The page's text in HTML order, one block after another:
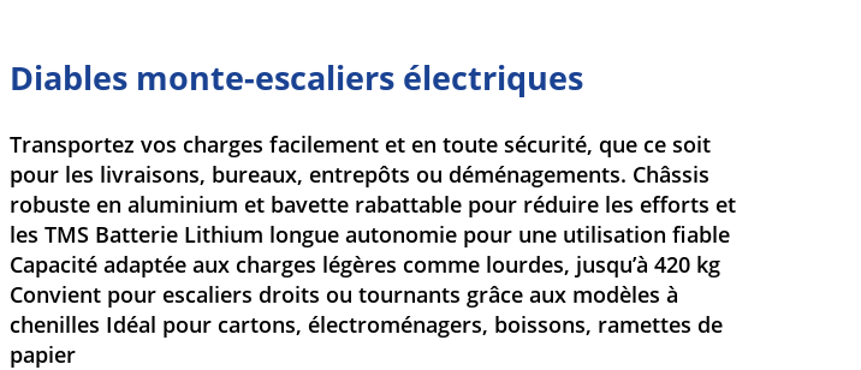
Diables monte-escaliers électriques
Transportez vos charges facilement et en toute sécurité, que ce soit
pour les livraisons, bureaux, entrepôts ou déménagements. Châssis
robuste en aluminium et bavette rabattable pour réduire les efforts et
les TMS Batterie Lithium longue autonomie pour une utilisation fiable
Capacité adaptée aux charges légères comme lourdes, jusqu’à 420 kg
Convient pour escaliers droits ou tournants grâce aux modèles à
chenilles Idéal pour cartons, électroménagers, boissons, ramettes de
papier